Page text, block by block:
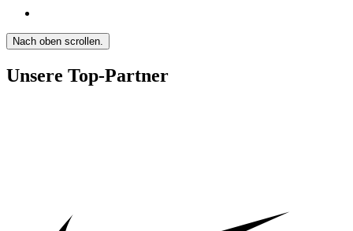
Nach oben scrollen.
Unsere Top-Partner